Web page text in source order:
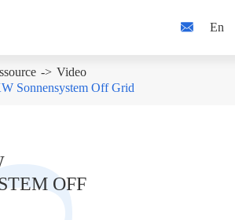
 En
Video
Sonnensystem Off Grid
OFF